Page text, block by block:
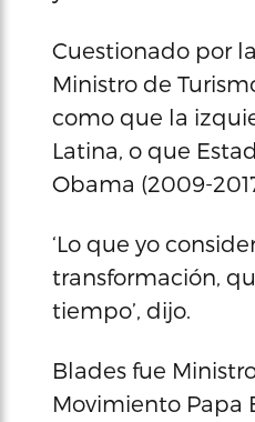
Cuestionado por
Ministro de
como que la
Latina, o que
Obama (2009-
‘Lo que yo
transformación,
tiempo’, dijo.
Blades fue
Movimiento Papa